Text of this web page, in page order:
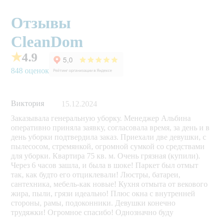
Отзывы
CleanDom
★4.9
848 оценок
Виктория
15.12.2024
Заказывала генеральную уборку. Менеджер Альбина
оперативно приняла заявку, согласовала время, за день и в
день уборки подтвердила заказ. Приехали две девушки, с
пылесосом, стремянкой, огромной сумкой со средствами
для уборки. Квартира 75 кв. м. Очень грязная (купили).
Через 6 часов зашла, и была в шоке! Паркет был отмыт
так, как будто его отциклевали! Люстры, батареи,
сантехника, мебель-как новые! Кухня отмыта от векового
жира, пыли, грязи идеально! Плюс окна с внутренней
стороны, рамы, подоконники. Девушки конечно
трудяжки! Огромное спасибо! Однозначно буду